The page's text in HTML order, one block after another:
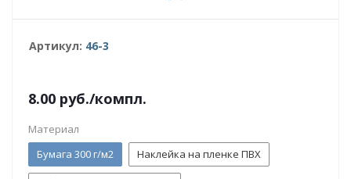
Артикул: 46-3
8.00 руб./компл.
Материал
Бумага 300 г/м2
Наклейка на пленке ПВХ